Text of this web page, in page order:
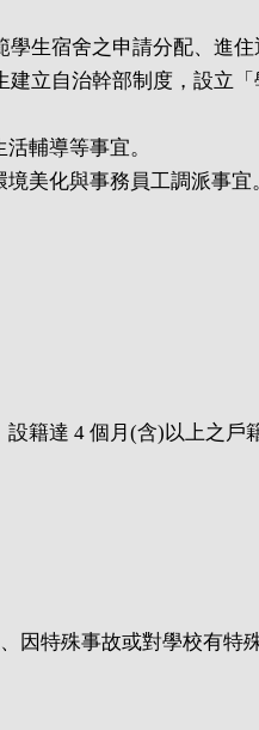
生宿舍之申請分配、進
立自治幹部制度，設立
輔導等事宜。
美化與事務員工調派事宜
籍達 4 個月(含)以上之戶
殊事故或對學校有特殊